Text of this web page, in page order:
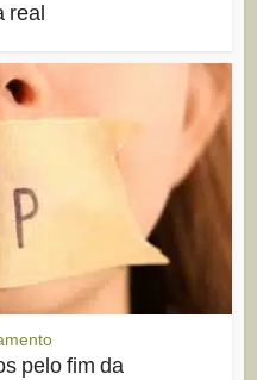
real
pelo fim da